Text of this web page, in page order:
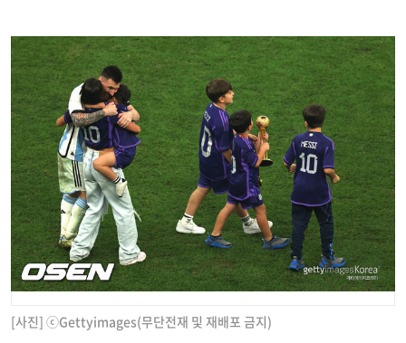
[사진] ⓒGettyimages(무단전재 및 재배포 금지)